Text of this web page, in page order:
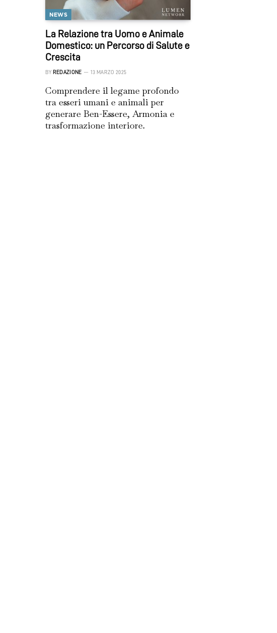
NEWS
La Relazione tra Uomo e Animale
Domestico: un Percorso di Salute e
Crescita
BY REDAZIONE 13 MARZO 2025
Comprendere il legame profondo
tra esseri umani e animali per
generare Ben-Essere, Armonia e
trasformazione interiore.